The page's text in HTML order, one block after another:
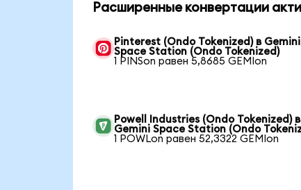
Расширенные конвертации
Pinterest (Ondo Tokenized) в Gemini
Space Station (Ondo Tokenized)
1 PINSon равен 5,8685 GEMIon
Powell Industries (Ondo Tokenized) в
Gemini Space Station (Ondo
1 POWLon равен 52,3322 GEMIon